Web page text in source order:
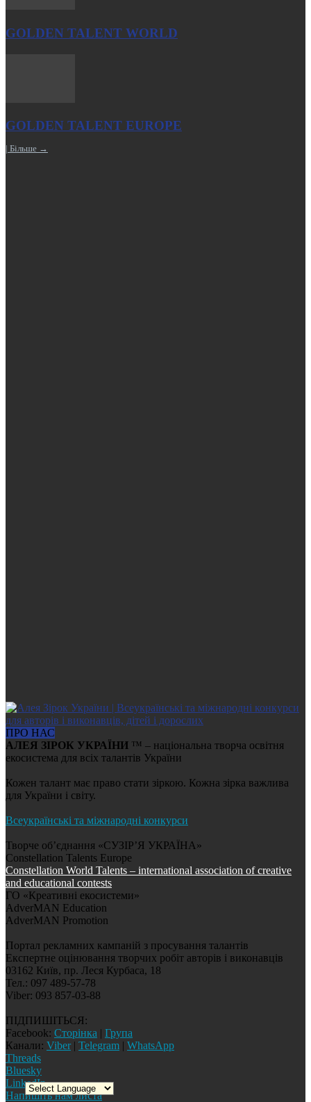
GOLDEN TALENT WORLD
GOLDEN TALENT EUROPE
| Більше →
ПРО НАС
АЛЕЯ ЗІРОК УКРАЇНИ ™ – національна творча освітня
екосистема для всіх талантів України
Кожен талант має право стати зіркою. Кожна зірка важлива
для України і світу.
Всеукраїнські та міжнародні конкурси
Творче об’єднання «СУЗІР’Я УКРАЇНА»
Constellation Talents Europe
Constellation World Talents – international association of creative
and educational contests
ГО «Креативні екосистеми»
AdverMAN Education
AdverMAN Promotion
Портал рекламних кампаній з просування талантів
Експертне оцінювання творчих робіт авторів і виконавців
03162 Київ, пр. Леся Курбаса, 18
Тел.: 097 489-57-78
Viber: 093 857-03-88
ПІДПИШІТЬСЯ:
Facebook: Сторінка | Група
Канали: Viber| Telegram | WhatsApp
Threads
Bluesky
LinkedIn
Напишіть нам листа